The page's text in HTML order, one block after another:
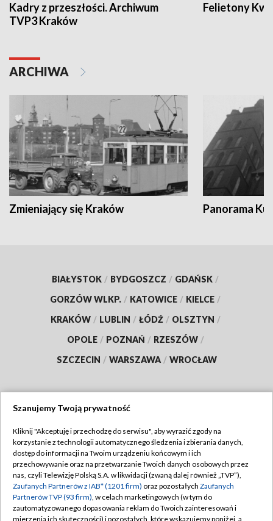
Kadry z przeszłości. Archiwum
TVP3 Kraków
Felietony
ARCHIWA
Zmieniający się Kraków Panorama
BIAŁYSTOK / BYDGOSZCZ / GDAŃSK /
GORZÓW WLKP. / KATOWICE / KIELCE /
KRAKÓW / LUBLIN / ŁÓDŹ / OLSZTYN /
OPOLE / POZNAŃ / RZESZÓW /
SZCZECIN / WARSZAWA / WROCŁAW
TVP
Abonament TVP
Emisja w TVP
Centrum informacji TVP
Regulamin TVP
Polityka prywatności
Moje zgody
Szanujemy Twoją prywatność
Kliknij "Akceptuję i przechodzę do serwisu", aby wyrazić zgody na
korzystanie z technologii automatycznego śledzenia i zbierania danych,
dostęp do informacji na Twoim urządzeniu końcowym i ich
przechowywanie oraz na przetwarzanie Twoich danych osobowych przez
nas, czyli Telewizję Polską S.A. w likwidacji (zwaną dalej również „TVP”),
Zaufanych Partnerów z IAB* (1201 firm) oraz pozostałych Zaufanych
Partnerów TVP (93 firm), w celach marketingowych (w tym do
zautomatyzowanego dopasowania reklam do Twoich zainteresowań i
mierzenia ich skuteczności) i pozostałych, które wskazujemy poniżej, a